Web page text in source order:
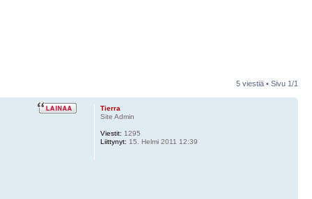
5 viestiä • Sivu 1/1
Tierra
Site Admin
Viestit: 1295
Liittynyt: 15. Helmi 2011 12:39